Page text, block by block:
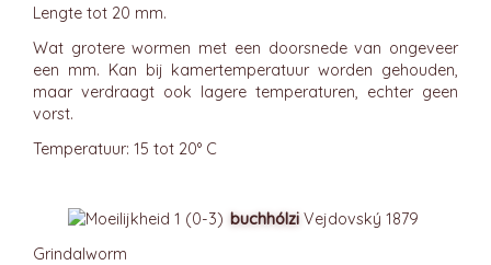
Lengte tot 20 mm.
Wat grotere wormen met een doorsnede van ongeveer
een mm. Kan bij kamertemperatuur worden gehouden,
maar verdraagt ook lagere temperaturen, echter geen
vorst.
Temperatuur: 15 tot 20° C
buchhólzi Vejdovský 1879
Grindalworm